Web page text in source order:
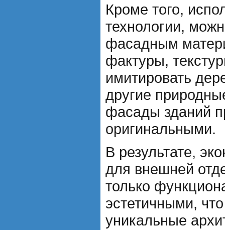
Кроме того,
технологии,
фасадным
фактуры,
имитировать
другие
фасады зданий
оригинальными.
В результате,
для внешней
только
эстетичными,
уникальные